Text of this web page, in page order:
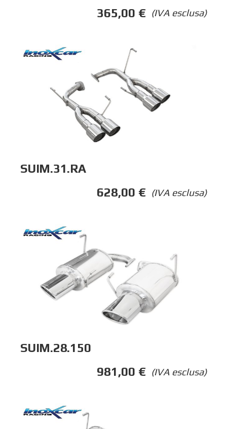
(IVA esclusa)
365,00 €
SUIM.31.RA
(IVA esclusa)
628,00 €
SUIM.28.150
(IVA esclusa)
981,00 €